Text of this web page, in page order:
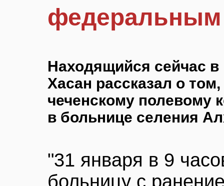
Находящийся сейчас в
Хасан рассказал о
чеченскому
в больнице селения
"31 января в 9
больницу с